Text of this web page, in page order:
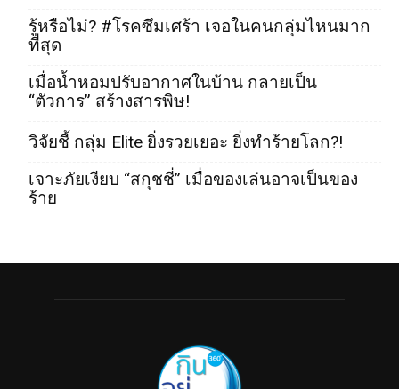
รู้หรือไม่? #โรคซึมเศร้า เจอในคนกลุ่มไหนมาก
ที่สุด
เมื่อน้ำหอมปรับอากาศในบ้าน กลายเป็น
“ตัวการ” สร้างสารพิษ!
วิจัยชี้ กลุ่ม Elite ยิ่งรวยเยอะ ยิ่งทำร้ายโลก?!
เจาะภัยเงียบ “สกุชชี่” เมื่อของเล่นอาจเป็นของ
ร้าย